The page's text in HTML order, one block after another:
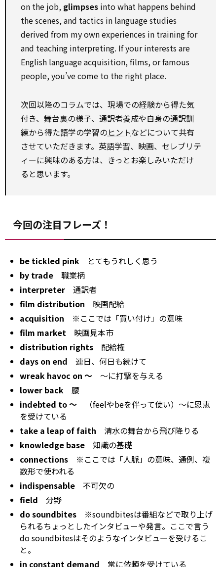
on the job, glimpses into what happens behind
the scenes, and tactics in language studies
derived from my own experiences in training for
and teaching interpreting. If your interests are
English language acquisition, films, or famous
people, you’ve come to the right place.
次回以降のコラムでは、現場での経験から得た気
付き、舞台裏の様子、通訳者養成や自身の通訳訓
練から得た語学の学習のヒントなどについて共有
させていただきます。英語学習、映画、セレブリテ
ィーに興味のある方は、きっとお楽しみいただけ
ると思います。
今回の注目フレーズ！
be tickled pink とてもうれしく思う
by trade 職業柄
interpreter 通訳者
film distribution 映画配給
acquisition ※ここでは「買い付け」の意味
film market 映画見本市
distribution rights 配給権
days on end 連日、何日も続けて
wreak havoc on ～ ～に打撃を与える
lower back 腰
indebted to ～ （feelやbeを伴って使い）～に恩恵
を受けている
take a leap of faith 清水の舞台から飛び降りる
knowledge base 知識の基礎
connections ※ここでは「人脈」の意味、通例、複
数形で使われる
indispensable 不可欠の
field 分野
do soundbites ※soundbitesは番組などで取り上げ
られるちょっとしたインタビューや発言。ここで言う
do soundbitesはそのようなインタビューを受けるこ
と。
in constant demand 常に依頼を受けている